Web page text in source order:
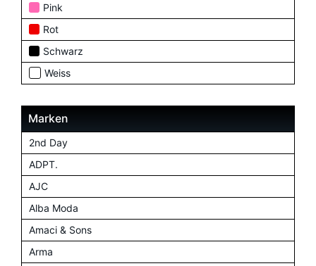
Pink
Rot
Schwarz
Weiss
Marken
2nd Day
ADPT.
AJC
Alba Moda
Amaci & Sons
Arma